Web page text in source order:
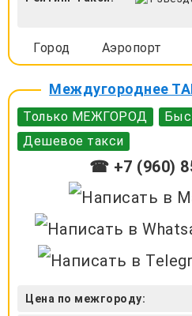
Город Аэропорт
Междугороднее
Только МЕЖГОРОД
Дешевое такси
☎ +7 (960)
Цена по межгороду: